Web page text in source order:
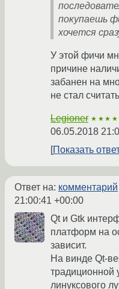
покупаешь
хочется
У этой фичи
причине
забанен на
не стал
Legioner
06.05.2018
Показать
Ответ на: комментарий
21:00:41 +00:00
Qt и Gtk
платформ на
зависит.
На винде Qt-
традиционной
линуксового